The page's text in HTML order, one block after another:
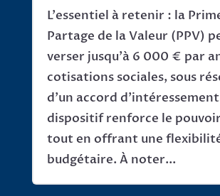
L'essentiel à retenir : la
Partage de la Valeur (PPV)
verser jusqu'à 6 000 € par
cotisations sociales, sous
d'un accord
dispositif renforce le
tout en offrant une
budgétaire. À noter...